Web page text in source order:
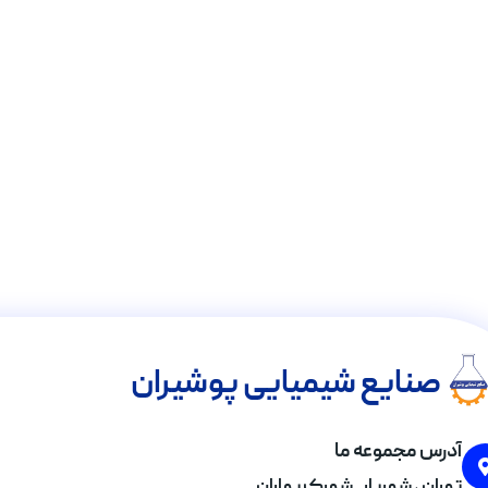
صنایع شیمیایی پوشیران
آدرس مجموعه ما